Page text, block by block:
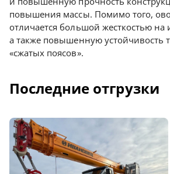
повышения массы. Помимо того,
отличается большой жесткостью на
а также повышенную устойчивость
«сжатых поясов».
Последние отгрузки